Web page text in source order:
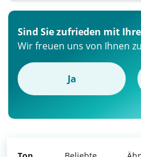
Sind Sie zufrieden mit
Wir freuen uns von Ihnen
Ja